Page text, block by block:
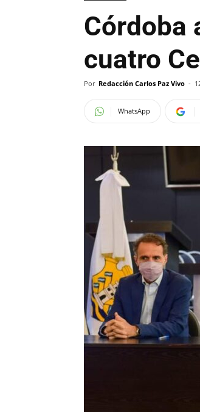
Córdoba
cuatro
Por Redacción Carlos Paz Vivo -
WhatsApp